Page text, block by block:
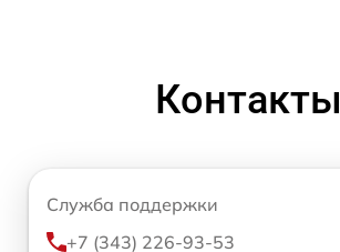
Контакты
Служба поддержки
+7 (343) 226-93-53